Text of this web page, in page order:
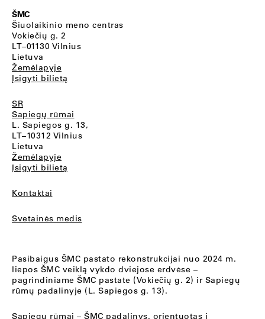
ŠMC
Šiuolaikinio meno centras
Vokiečių g. 2
LT–01130 Vilnius
Lietuva
Žemėlapyje
Įsigyti bilietą
SR
Sapiegų rūmai
L. Sapiegos g. 13,
LT–10312 Vilnius
Lietuva
Žemėlapyje
Įsigyti bilietą
Kontaktai
Svetainės medis
Pasibaigus ŠMC pastato rekonstrukcijai nuo 2024 m.
liepos ŠMC veiklą vykdo dviejose erdvėse –
pagrindiniame ŠMC pastate (Vokiečių g. 2) ir Sapiegų
rūmų padalinyje (L. Sapiegos g. 13).
Sapiegų rūmai – ŠMC padalinys, orientuotas į